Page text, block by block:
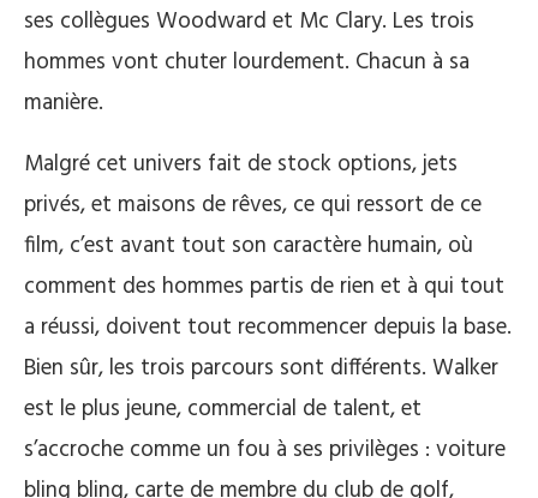
ses collègues Woodward et Mc Clary. Les trois
hommes vont chuter lourdement. Chacun à sa
manière.
Malgré cet univers fait de stock options, jets
privés, et maisons de rêves, ce qui ressort de ce
film, c’est avant tout son caractère humain, où
comment des hommes partis de rien et à qui tout
a réussi, doivent tout recommencer depuis la base.
Bien sûr, les trois parcours sont différents. Walker
est le plus jeune, commercial de talent, et
s’accroche comme un fou à ses privilèges : voiture
bling bling, carte de membre du club de golf,